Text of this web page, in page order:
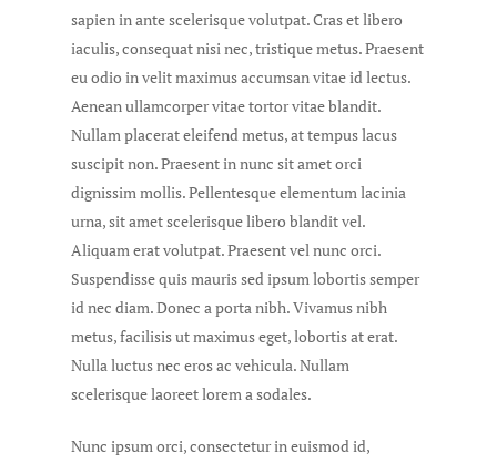
sapien in ante scelerisque volutpat. Cras et libero
iaculis, consequat nisi nec, tristique metus. Praesent
eu odio in velit maximus accumsan vitae id lectus.
Aenean ullamcorper vitae tortor vitae blandit.
Nullam placerat eleifend metus, at tempus lacus
suscipit non. Praesent in nunc sit amet orci
dignissim mollis. Pellentesque elementum lacinia
urna, sit amet scelerisque libero blandit vel.
Aliquam erat volutpat. Praesent vel nunc orci.
Suspendisse quis mauris sed ipsum lobortis semper
id nec diam. Donec a porta nibh. Vivamus nibh
metus, facilisis ut maximus eget, lobortis at erat.
Nulla luctus nec eros ac vehicula. Nullam
scelerisque laoreet lorem a sodales.
Nunc ipsum orci, consectetur in euismod id,